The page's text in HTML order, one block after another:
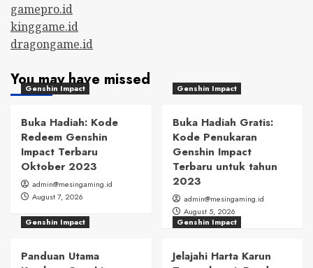
gamepro.id
kinggame.id
dragongame.id
You may have missed
Genshin Impact
Buka Hadiah: Kode
Redeem Genshin
Impact Terbaru
Oktober 2023
admin@mesingaming.id
August 7, 2026
Genshin Impact
Buka Hadiah Gratis:
Kode Penukaran
Genshin Impact
Terbaru untuk tahun
2023
admin@mesingaming.id
August 5, 2026
Genshin Impact
Panduan Utama
Genshin Impact
Jelajahi Harta Karun